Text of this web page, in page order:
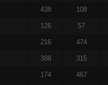
438 108
126 57
216 474
388 315
174 467